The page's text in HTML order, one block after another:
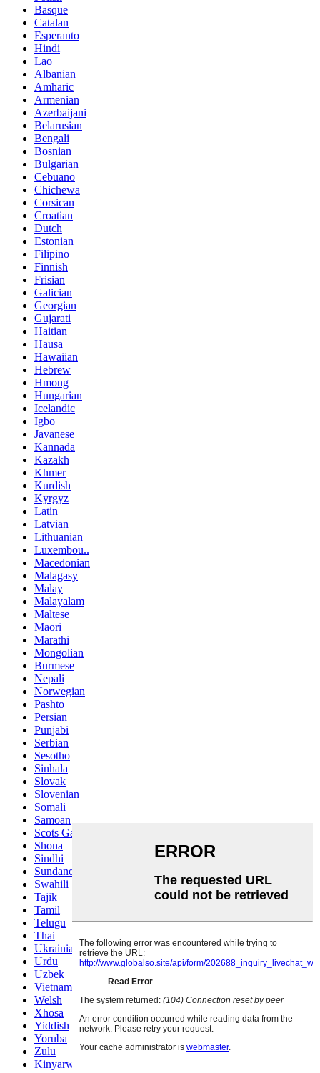
Basque
Catalan
Esperanto
Hindi
Lao
Albanian
Amharic
Armenian
Azerbaijani
Belarusian
Bengali
Bosnian
Bulgarian
Cebuano
Chichewa
Corsican
Croatian
Dutch
Estonian
Filipino
Finnish
Frisian
Galician
Georgian
Gujarati
Haitian
Hausa
Hawaiian
Hebrew
Hmong
Hungarian
Icelandic
Igbo
Javanese
Kannada
Kazakh
Khmer
Kurdish
Kyrgyz
Latin
Latvian
Lithuanian
Luxembou..
Macedonian
Malagasy
Malay
Malayalam
Maltese
Maori
Marathi
Mongolian
Burmese
Nepali
Norwegian
Pashto
Persian
Punjabi
Serbian
Sesotho
Sinhala
Slovak
Slovenian
Somali
Samoan
Scots Gaelic
Shona
Sindhi
Sundanese
Swahili
Tajik
Tamil
Telugu
Thai
Ukrainian
Urdu
Uzbek
Vietnamese
Welsh
Xhosa
Yiddish
Yoruba
Zulu
Kinyarwanda